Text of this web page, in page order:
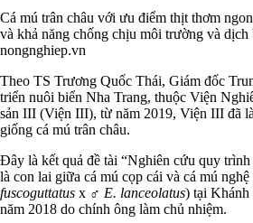
Cá mú trân châu với ưu điểm thịt thơm
và khả năng chống chịu môi trường và dịch
nongnghiep.vn
Theo TS Trương Quốc Thái, Giám đốc
triển nuôi biển Nha Trang, thuộc Viện
sản III (Viện III), từ năm 2019, Viện III đã
giống cá mú trân châu.
Đây là kết quả đề tài “Nghiên cứu quy trình
là con lai giữa cá mú cọp cái và cá mú
fuscoguttatus x ♂ E. lanceolatus) tại Khánh
năm 2018 do chính ông làm chủ nhiệm.